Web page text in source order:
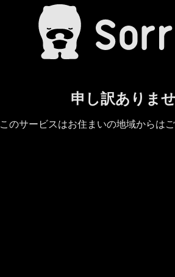
申し訳ありま
このサービスはお住まいの地域からは